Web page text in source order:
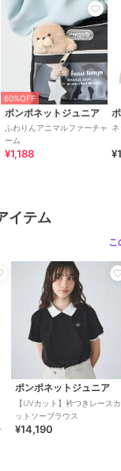
60%OFF
ポンポネットジュニア
ふわりんアニマルファーチャ
ーム
¥1,188
イテム
こ
ポンポネットジュニア
【UVカット】衿つきレースカ
ットソーブラウス
¥14,190